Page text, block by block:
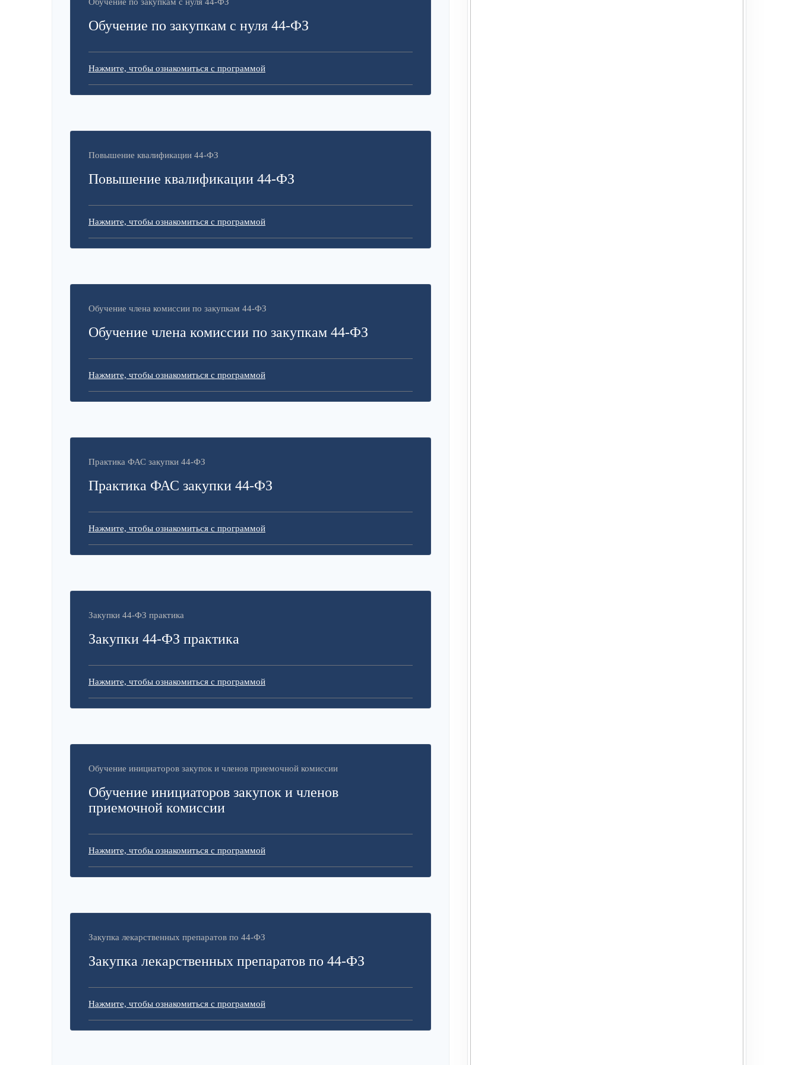
Обучение по закупкам с нуля 44-ФЗ
Нажмите, чтобы ознакомиться с программой
Повышение квалификации 44-ФЗ
Повышение квалификации 44-ФЗ
Нажмите, чтобы ознакомиться с программой
Обучение члена комиссии по закупкам 44-ФЗ
Обучение члена комиссии по закупкам 44-ФЗ
Нажмите, чтобы ознакомиться с программой
Практика ФАС закупки 44-ФЗ
Практика ФАС закупки 44-ФЗ
Нажмите, чтобы ознакомиться с программой
Закупки 44-ФЗ практика
Закупки 44-ФЗ практика
Нажмите, чтобы ознакомиться с программой
Обучение инициаторов закупок и членов приемочной комиссии
Обучение инициаторов закупок и членов
приемочной комиссии
Нажмите, чтобы ознакомиться с программой
Закупка лекарственных препаратов по 44-ФЗ
Закупка лекарственных препаратов по 44-ФЗ
Нажмите, чтобы ознакомиться с программой